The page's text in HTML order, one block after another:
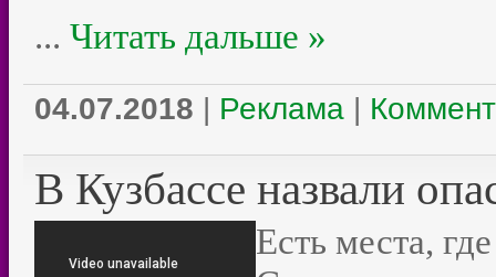
... Читать дальше »
04.07.2018 | Реклама |
В Кузбассе назвали
Есть места,